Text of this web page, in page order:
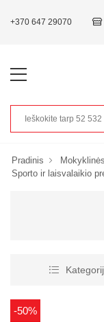
+370 647 29070
Pradinis
Sporto ir laisvalaikio
-50%